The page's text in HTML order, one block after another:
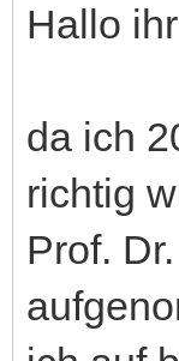
Hallo
da ich
richtig
Prof.